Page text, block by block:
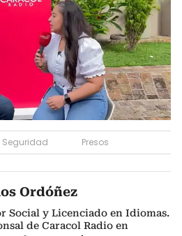
Seguridad Presos
Ordóñez
Social y Licenciado en Idiomas.
de Caracol Radio en